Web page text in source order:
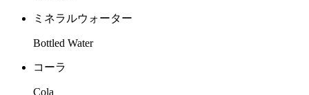
ミネラルウォーター
Bottled Water
コーラ
Cola